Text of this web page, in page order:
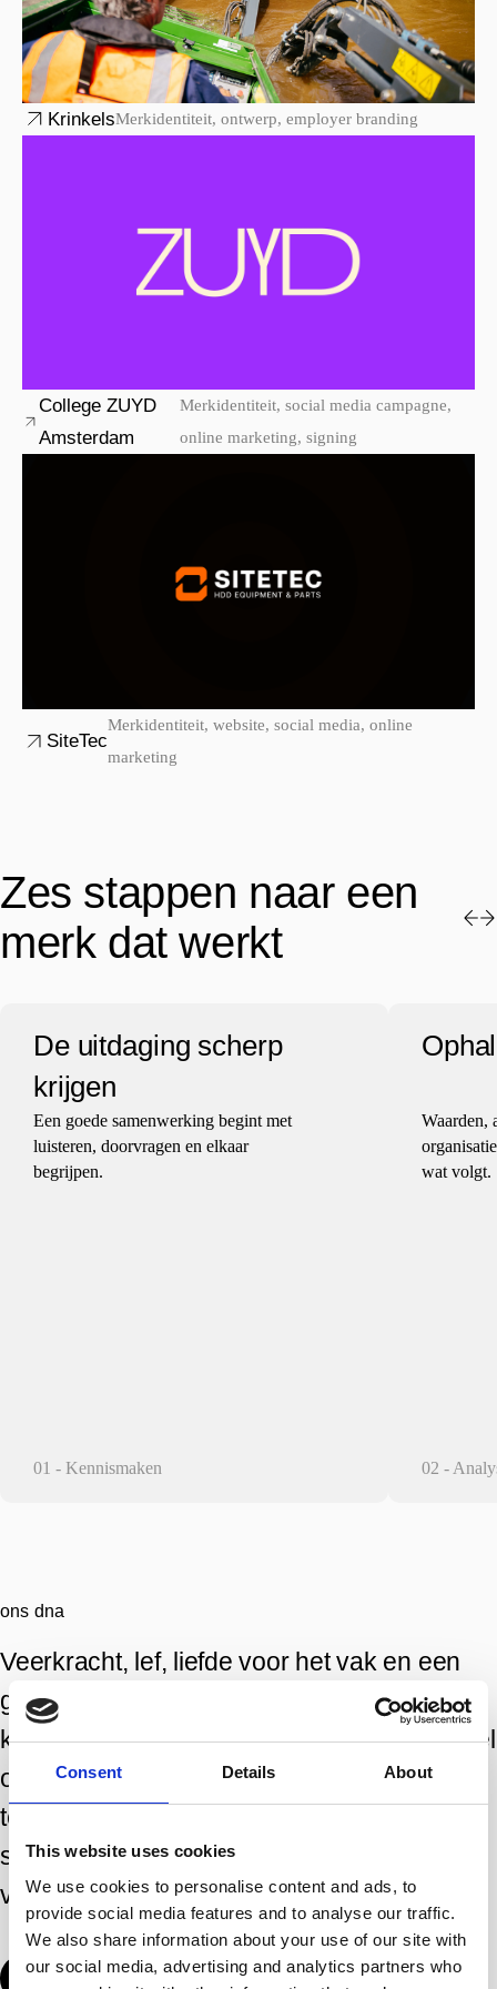
Consent Details About
This website uses cookies
We use cookies to personalise content and ads, to
provide social media features and to analyse our traffic.
We also share information about your use of our site with
our social media, advertising and analytics partners who
KrinkelsMerkidentiteit, ontwerp, employer branding
College ZUYD
Amsterdam
Merkidentiteit, social media campagne,
online marketing, signing
SiteTec
Merkidentiteit, website, social media, online
marketing
Zes stappen naar een
merk dat werkt
De uitdaging scherp
krijgen
Een goede samenwerking begint met
luisteren, doorvragen en elkaar
begrijpen.
01 - Kennismaken
Waarden,
wat volgt.
02 -
ons dna
Veerkracht, lef, liefde voor het vak en een
gezonde dosis zelfreflectie; dat zijn de
kenmerken van Vandenberg. Het is ons doel
om verwachtingen te overtreffen en volledig
te ontzorgen, verrassen en soms op te
schudden. Alles om je telkens weer op
voorsprong te zetten.